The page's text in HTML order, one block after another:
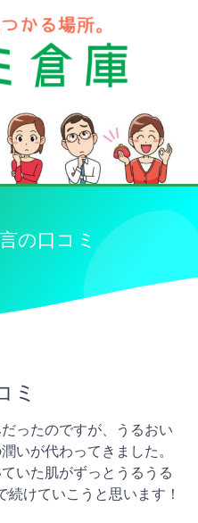
の口コミ
ミ
ったのですが、うるおい
いが代わってきました。
いた肌がずっとうるうる
けていこうと思います！